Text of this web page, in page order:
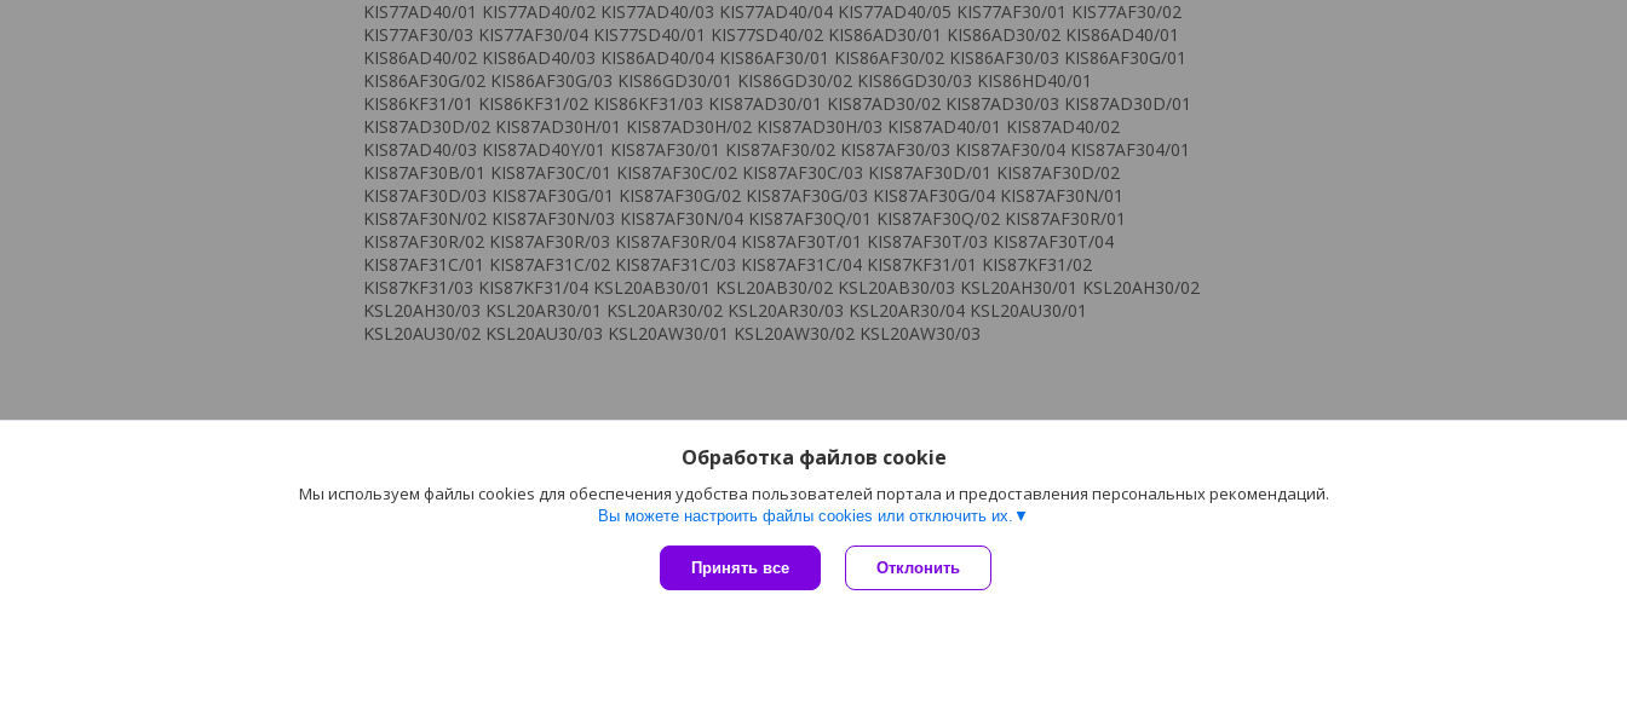
KIS77AD40/01 KIS77AD40/02 KIS77AD40/03 KIS77AD40/04 KIS77AD40/05 KIS77AF30/01 KIS77AF30/02
KIS77AF30/03 KIS77AF30/04 KIS77SD40/01 KIS77SD40/02 KIS86AD30/01 KIS86AD30/02 KIS86AD40/01
KIS86AD40/02 KIS86AD40/03 KIS86AD40/04 KIS86AF30/01 KIS86AF30/02 KIS86AF30/03 KIS86AF30G/01
KIS86AF30G/02 KIS86AF30G/03 KIS86GD30/01 KIS86GD30/02 KIS86GD30/03 KIS86HD40/01
KIS86KF31/01 KIS86KF31/02 KIS86KF31/03 KIS87AD30/01 KIS87AD30/02 KIS87AD30/03 KIS87AD30D/01
KIS87AD30D/02 KIS87AD30H/01 KIS87AD30H/02 KIS87AD30H/03 KIS87AD40/01 KIS87AD40/02
KIS87AD40/03 KIS87AD40Y/01 KIS87AF30/01 KIS87AF30/02 KIS87AF30/03 KIS87AF30/04 KIS87AF304/01
KIS87AF30B/01 KIS87AF30C/01 KIS87AF30C/02 KIS87AF30C/03 KIS87AF30D/01 KIS87AF30D/02
KIS87AF30D/03 KIS87AF30G/01 KIS87AF30G/02 KIS87AF30G/03 KIS87AF30G/04 KIS87AF30N/01
KIS87AF30N/02 KIS87AF30N/03 KIS87AF30N/04 KIS87AF30Q/01 KIS87AF30Q/02 KIS87AF30R/01
KIS87AF30R/02 KIS87AF30R/03 KIS87AF30R/04 KIS87AF30T/01 KIS87AF30T/03 KIS87AF30T/04
KIS87AF31C/01 KIS87AF31C/02 KIS87AF31C/03 KIS87AF31C/04 KIS87KF31/01 KIS87KF31/02
KIS87KF31/03 KIS87KF31/04 KSL20AB30/01 KSL20AB30/02 KSL20AB30/03 KSL20AH30/01 KSL20AH30/02
KSL20AH30/03 KSL20AR30/01 KSL20AR30/02 KSL20AR30/03 KSL20AR30/04 KSL20AU30/01
KSL20AU30/02 KSL20AU30/03 KSL20AW30/01 KSL20AW30/02 KSL20AW30/03
Полезное
Статьи
Обработка файлов cookie
Мы используем файлы cookies для обеспечения удобства пользователей портала и предоставления персональных рекомендаций.
Вы можете настроить файлы cookies или отключить их.
Принять все Отклонить